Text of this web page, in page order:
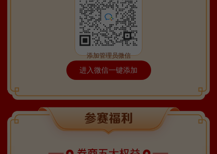
添加管理员微信
领取三大工具
进入微信一键添加